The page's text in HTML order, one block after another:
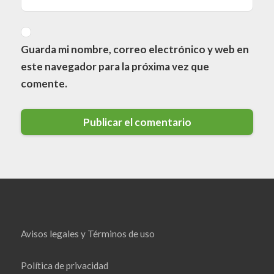
Guarda mi nombre, correo electrónico y web en
este navegador para la próxima vez que
comente.
Avisos legales y Términos de uso
Política de privacidad